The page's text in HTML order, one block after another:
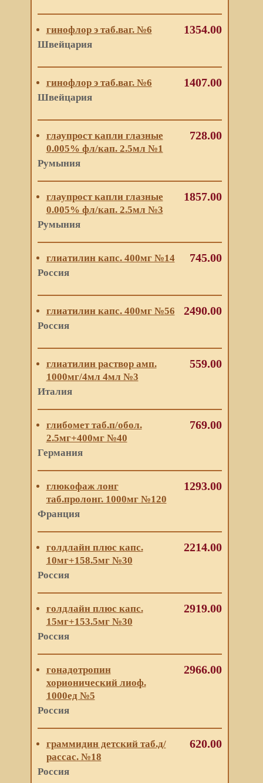
гинофлор э таб.ваг. №6
Швейцария
1354.00
гинофлор э таб.ваг. №6
Швейцария
1407.00
глаупрост капли глазные
0.005% фл/кап. 2.5мл №1
Румыния
728.00
глаупрост капли глазные
0.005% фл/кап. 2.5мл №3
Румыния
1857.00
глиатилин капс. 400мг №14
Россия
745.00
глиатилин капс. 400мг №56
Россия
2490.00
глиатилин раствор амп.
1000мг/4мл 4мл №3
Италия
559.00
глибомет таб.п/обол.
2.5мг+400мг №40
Германия
769.00
глюкофаж лонг
таб.пролонг. 1000мг №120
Франция
1293.00
голдлайн плюс капс.
10мг+158.5мг №30
Россия
2214.00
голдлайн плюс капс.
15мг+153.5мг №30
Россия
2919.00
гонадотропин
хорионический лиоф.
1000ед №5
Россия
2966.00
граммидин детский таб.д/
рассас. №18
Россия
620.00